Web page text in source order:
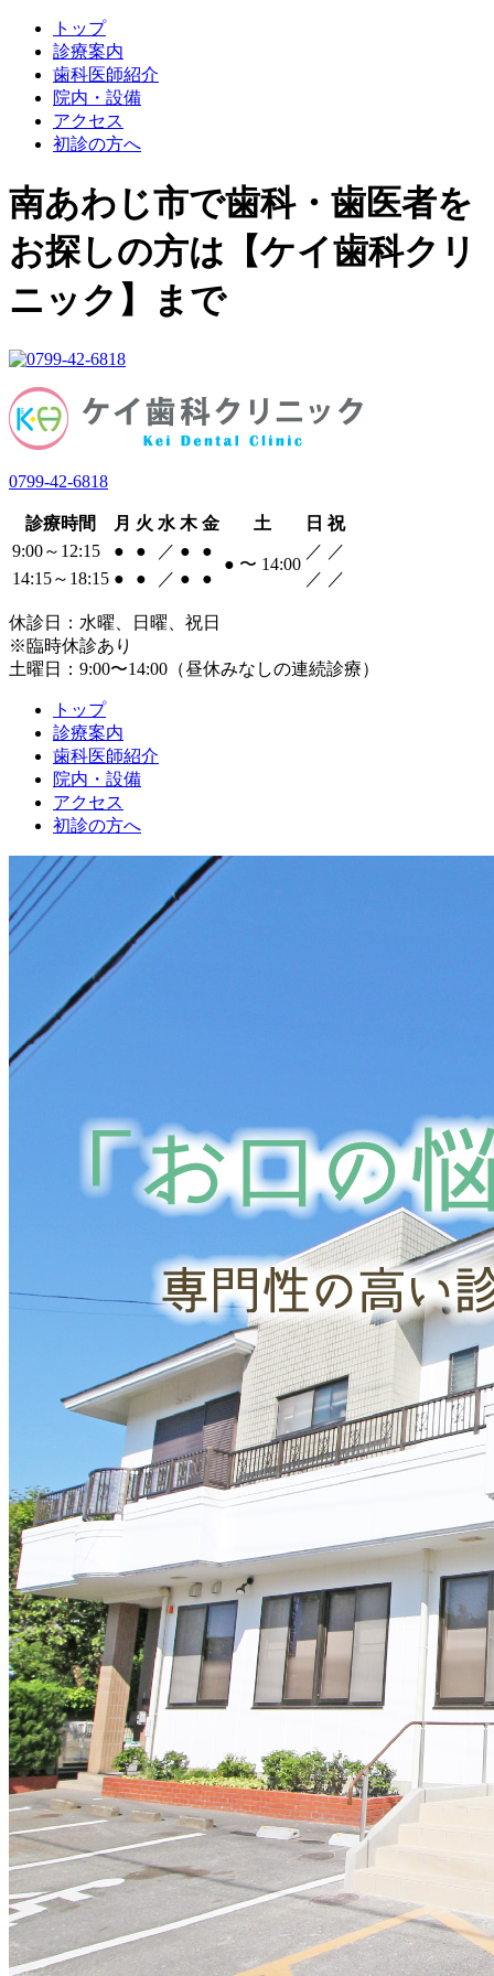
トップ
診療案内
歯科医師紹介
院内・設備
アクセス
初診の方へ
南あわじ市で歯科・歯医者を
お探しの方は【ケイ歯科クリ
ニック】まで
0799-42-6818
診療時間 月 火 水 木 金 土 日 祝
9:00～12:15
● ● ／ ● ●
● 〜 14:00
／ ／
14:15～18:15 ● ● ／ ● ● ／ ／
休診日： 水曜、日曜、祝日
※臨時休診あり
土曜日：9:00〜14:00（昼休みなしの連続診療）
トップ
診療案内
歯科医師紹介
院内・設備
アクセス
初診の方へ